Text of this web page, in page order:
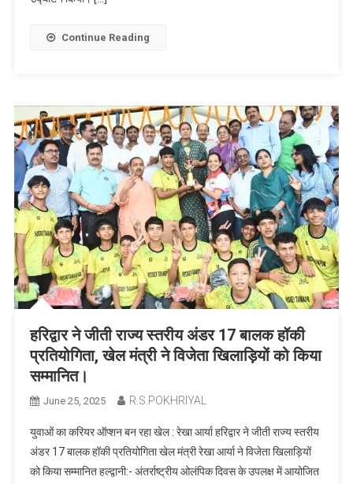
Continue Reading
हरिद्वार ने जीती राज्य स्तरीय अंडर 17 बालक हॉकी
प्रतियोगिता, खेल मंत्री ने विजेता खिलाड़ियों को किया
सम्मानित।
June 25, 2025 R.S.POKHRIYAL
युवाओं का करियर ऑप्शन बन रहा खेल : रेखा आर्या हरिद्वार ने जीती राज्य स्तरीय
अंडर 17 बालक हॉकी प्रतियोगिता खेल मंत्री रेखा आर्या ने विजेता खिलाड़ियों
को किया सम्मानित हल्द्वानी:- अंतर्राष्ट्रीय ओलंपिक दिवस के उपलक्ष में आयोजित